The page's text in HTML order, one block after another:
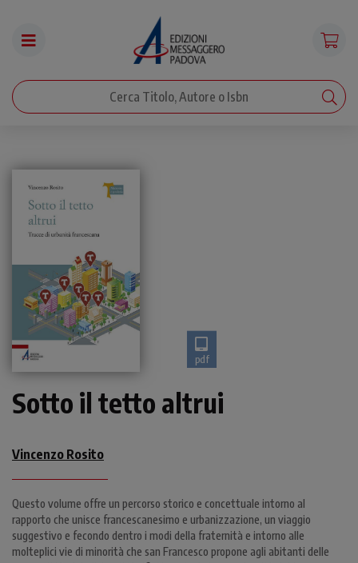
pdf
Sotto il tetto altrui
Vincenzo Rosito
Questo volume offre un percorso storico e concettuale intorno al
rapporto che unisce francescanesimo e urbanizzazione, un viaggio
suggestivo e fecondo dentro i modi della fraternità e intorno alle
molteplici vie di minorità che san Francesco propone agli abitanti delle